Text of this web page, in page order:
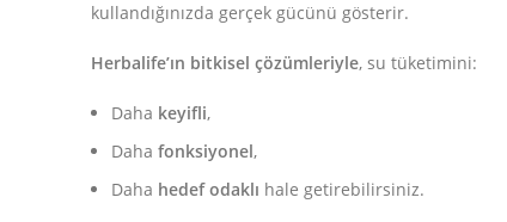
kullandığınızda gerçek gücünü gösterir.
Herbalife’ın bitkisel çözümleriyle, su tüketimini:
Daha keyifli,
Daha fonksiyonel,
Daha hedef odaklı hale getirebilirsiniz.